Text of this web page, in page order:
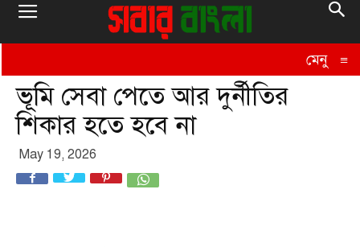
মেনু ≡
ভূমি সেবা পেতে আর দুর্নীতির
শিকার হতে হবে না
May 19, 2026